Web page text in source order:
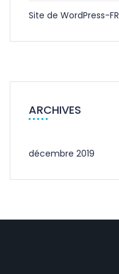
Site de WordPress-FR
ARCHIVES
décembre 2019